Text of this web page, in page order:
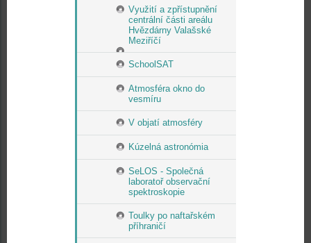
Využití a zpřístupnění
centrální části areálu
Hvězdárny Valašské
Meziříčí
SchoolSAT
Atmosféra okno do
vesmíru
V objatí atmosféry
Kúzelná astronómia
SeLOS - Společná
laboratoř observační
spektroskopie
Toulky po naftařském
příhraničí